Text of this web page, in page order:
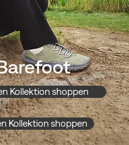
Kollektion shoppen
Kollektion shoppen